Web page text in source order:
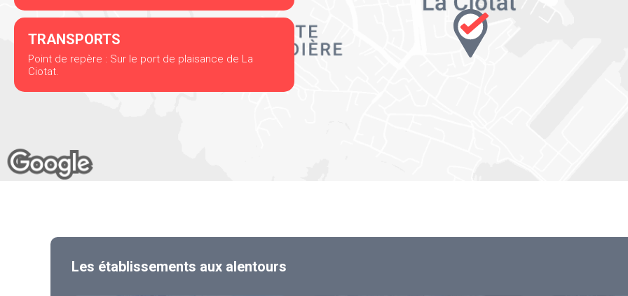
TRANSPORTS
Point de repère : Sur le port de plaisance de La
Ciotat.
Les établissements aux alentours